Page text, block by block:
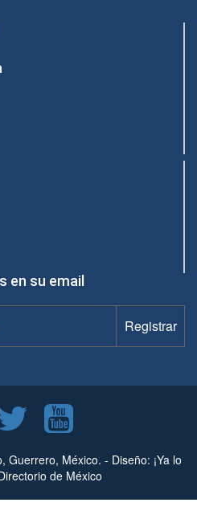
en su email
Guerrero, México. - Diseño: ¡Ya lo
de México